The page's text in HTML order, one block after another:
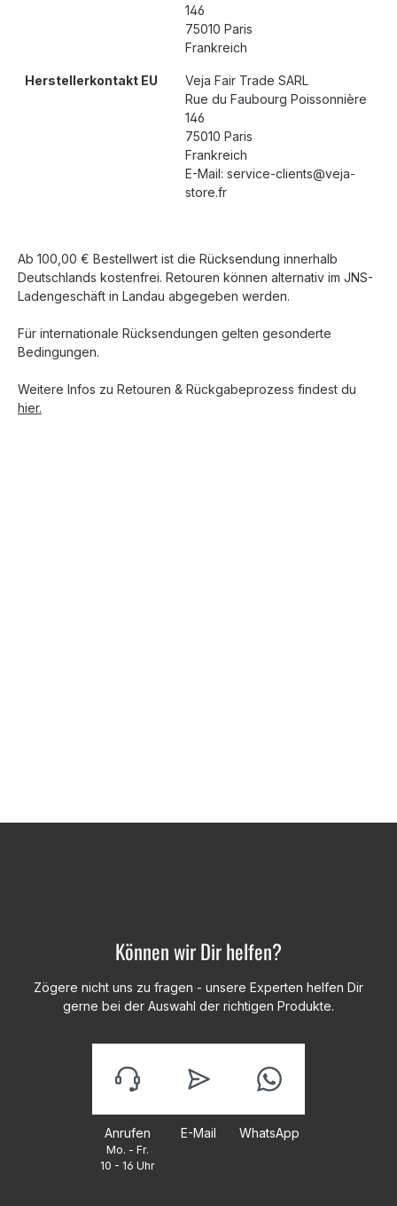
146
75010 Paris
Frankreich
Herstellerkontakt EU
Veja Fair Trade SARL
Rue du Faubourg Poissonnière
146
75010 Paris
Frankreich
E-Mail: service-clients@veja-
store.fr
Ab 100,00 € Bestellwert ist die Rücksendung innerhalb
Deutschlands kostenfrei. Retouren können alternativ im JNS-
Ladengeschäft in Landau abgegeben werden.
Für internationale Rücksendungen gelten gesonderte
Bedingungen.
Weitere Infos zu Retouren & Rückgabeprozess findest du
hier.
Können wir Dir helfen?
Zögere nicht uns zu fragen - unsere Experten helfen Dir
gerne bei der Auswahl der richtigen Produkte.
Anrufen
Mo. - Fr.
10 - 16 Uhr
E-Mail WhatsApp